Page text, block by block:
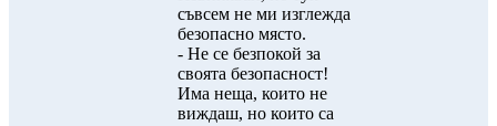
съвсем не ми изглежда
безопасно място.
- Не се безпокой за
своята безопасност!
Има неща, които не
виждаш, но които са